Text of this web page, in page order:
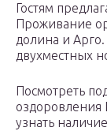
Гостям
Проживание
долина и
двухместных
Посмотреть
оздоровления
узнать